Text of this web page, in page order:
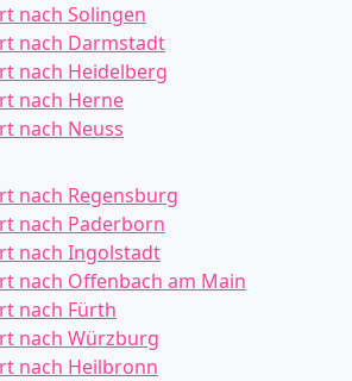
nach Solingen
nach Darmstadt
nach Heidelberg
nach Herne
nach Neuss
nach Regensburg
nach Paderborn
nach Ingolstadt
nach Offenbach am Main
nach Fürth
nach Würzburg
nach Heilbronn